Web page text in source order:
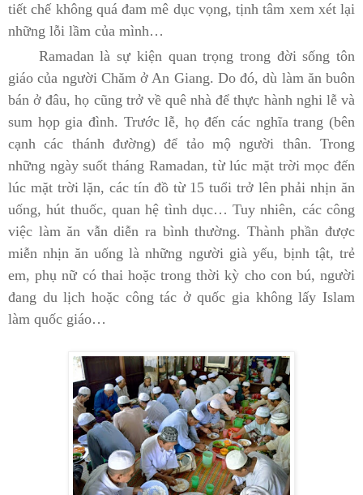
tiết chế không quá đam mê dục vọng, tịnh tâm xem xét lại
những lỗi lầm của mình…
Ramadan là sự kiện quan trọng trong đời sống tôn
giáo của người Chăm ở An Giang. Do đó, dù làm ăn buôn
bán ở đâu, họ cũng trở về quê nhà để thực hành nghi lễ và
sum họp gia đình. Trước lễ, họ đến các nghĩa trang (bên
cạnh các thánh đường) để tảo mộ người thân. Trong
những ngày suốt tháng Ramadan, từ lúc mặt trời mọc đến
lúc mặt trời lặn, các tín đồ từ 15 tuổi trở lên phải nhịn ăn
uống, hút thuốc, quan hệ tình dục… Tuy nhiên, các công
việc làm ăn vẫn diễn ra bình thường. Thành phần được
miễn nhịn ăn uống là những người già yếu, bịnh tật, trẻ
em, phụ nữ có thai hoặc trong thời kỳ cho con bú, người
đang du lịch hoặc công tác ở quốc gia không lấy Islam
làm quốc giáo…